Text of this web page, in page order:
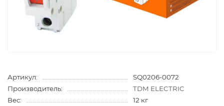
Артикул:
SQ0206-0072
Производитель:
TDM ELECTRIC
Вес:
12 кг